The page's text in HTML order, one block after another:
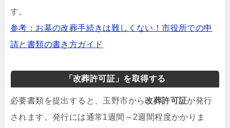
す。
参考：お墓の改葬手続きは難しくない！市役所での申
請と書類の書き方ガイド
「改葬許可証」を取得する
必要書類を提出すると、玉野市から改葬許可証が発行
されます。発行には通常1週間～2週間程度かかりま